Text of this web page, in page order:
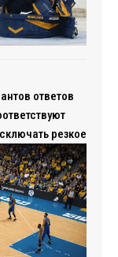
ответов
резкое